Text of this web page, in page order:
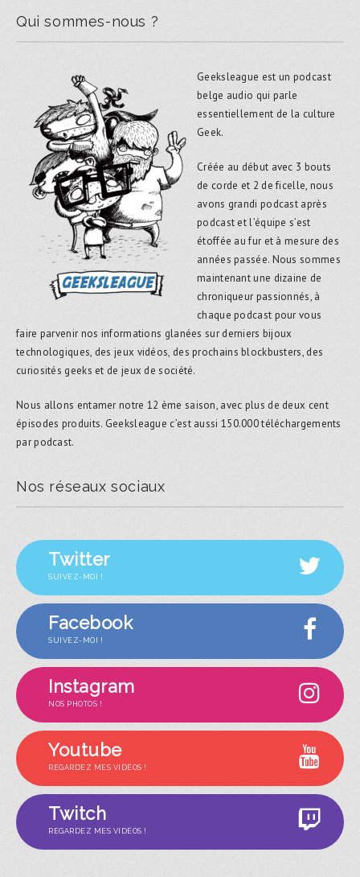
Qui sommes-nous ?
Geeksleague est un podcast
belge audio qui parle
essentiellement de la culture
Geek.
Créée au début avec 3 bouts
de corde et 2 de ficelle, nous
avons grandi podcast après
podcast et l’équipe s’est
étoffée au fur et à mesure des
années passée. Nous sommes
maintenant une dizaine de
chroniqueur passionnés, à
chaque podcast pour vous
faire parvenir nos informations glanées sur derniers bijoux
technologiques, des jeux vidéos, des prochains blockbusters, des
curiosités geeks et de jeux de société.
Nous allons entamer notre 12 ème saison, avec plus de deux cent
épisodes produits. Geeksleague c’est aussi 150.000 téléchargements
par podcast.
Nos réseaux sociaux
Twitter
SUIVEZ-MOI !
Facebook
SUIVEZ-MOI !
Instagram
NOS PHOTOS !
Youtube
REGARDEZ MES VIDÉOS !
Twitch
REGARDEZ MES VIDÉOS !